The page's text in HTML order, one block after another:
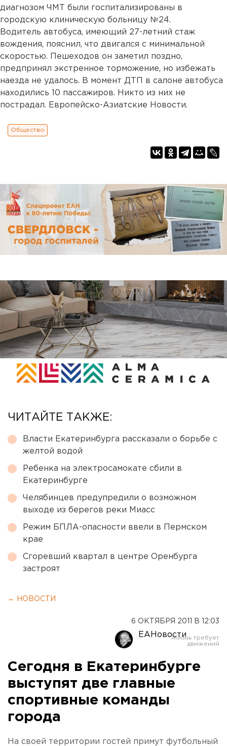
диагнозом ЧМТ были госпитализированы в
городскую клиническую больницу №24.
Водитель автобуса, имеющий 27-летний стаж
вождения, пояснил, что двигался с минимальной
скоростью. Пешеходов он заметил поздно,
предпринял экстренное торможение, но избежать
наезда не удалось. В момент ДТП в салоне автобуса
находились 10 пассажиров. Никто из них не
пострадал. Европейско-Азиатские Новости.
Общество
ЧИТАЙТЕ ТАКЖЕ:
Власти Екатеринбурга рассказали о борьбе с
желтой водой
Ребенка на электросамокате сбили в
Екатеринбурге
Челябинцев предупредили о возможном
выходе из берегов реки Миасс
Режим БПЛА-опасности ввели в Пермском
крае
Сгоревший квартал в центре Оренбурга
застроят
← НОВОСТИ
6 ОКТЯБРЯ 2011 В 12:03
ЕАНовости
Сегодня в Екатеринбурге
выступят две главные
спортивные команды
города
На своей территории гостей примут футбольный